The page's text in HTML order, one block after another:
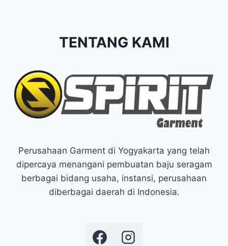
TENTANG KAMI
Perusahaan Garment di Yogyakarta yang telah
dipercaya menangani pembuatan baju seragam
berbagai bidang usaha, instansi, perusahaan
diberbagai daerah di Indonesia.